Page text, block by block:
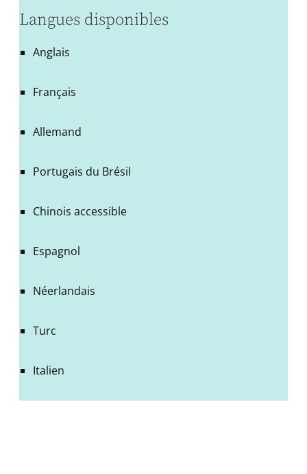
Langues disponibles
Anglais
Français
Allemand
Portugais du Brésil
Chinois accessible
Espagnol
Néerlandais
Turc
Italien